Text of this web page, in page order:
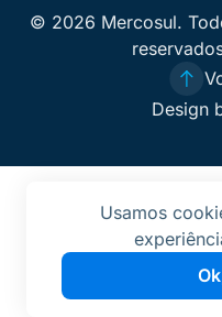
© 2026 Mercosul.
Design
Usamos